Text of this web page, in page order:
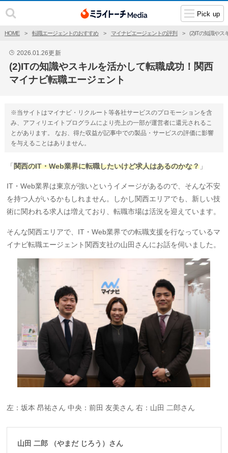
Pick up
🕒 2026.01.26更新
(2)ITの知識やスキルを活かして転職成功！関西
マイナビ転職エージェント
※当サイトはマイナビ・リクルート等各社サービスのプロモーションを含
み、アフィリエイトプログラムにより売上の一部が運営者に還元されるこ
とがあります。 なお、得た収益が記事中での製品・サービスの評価に影響
を与えることはありません。
「関西のIT・Web業界に転職したいけど求人はあるのかな？ 」
IT・Web業界は東京が強いというイメージがあるので、そんな不安
を持つ人がいるかもしれません。しかし関西エリアでも、新しい技
術に関われる求人は増えており、転職市場は活況を迎えています。
そんな関西エリアで、IT・Web業界での転職支援を行なっているマ
イナビ転職エージェント関西支社の山田さんにお話を伺いました。
左：坂本 昂祐さん 中央：前田 友美さん 右：山田 二郎さん
山田 二郎 （やまだ じろう）さん
HOME 転職エージェントのおすすめ マイナビエージェントの評判 (2)ITの知識やス